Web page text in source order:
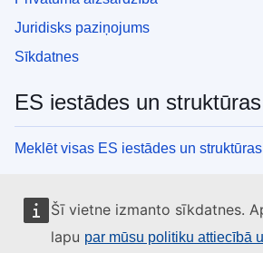
Šī vietne izmanto sīkdatnes.
lapu par mūsu politiku attiecībā
Juridisks paziņojums
Sīkdatnes
ES iestādes un struktūras
Meklēt visas ES iestādes un struktūras